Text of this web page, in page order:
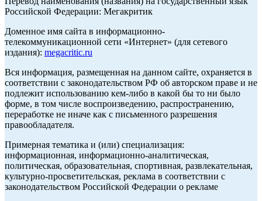
Российской Федерации: Мегакритик
Доменное имя сайта в информационно-
телекоммуникационной сети «Интернет» (для сетевого
издания): megacritic.ru
Вся информация, размещенная на данном сайте, охраняется в
соответствии с законодательством РФ об авторском праве и не
подлежит использованию кем-либо в какой бы то ни было
форме, в том числе воспроизведению, распространению,
переработке не иначе как с письменного разрешения
правообладателя.
Примерная тематика и (или) специализация:
информационная, информационно-аналитическая,
политическая, образовательная, спортивная, развлекательная,
культурно-просветительская, реклама в соответствии с
законодательством Российской Федерации о рекламе